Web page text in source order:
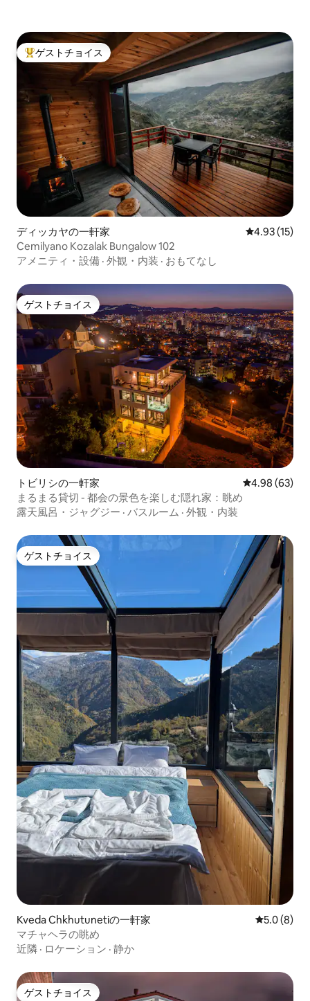
大好評のゲストチョイスです。
ゲストチョイス
ディッカヤの一軒家 レビュー15
4.93 (15)
Cemilyano Kozalak Bungalow 102
アメニティ・設備 · 外観・内装 · おもてなし
ゲストチョイス
ゲストチョイス
トビリシの一軒家 レビュー63
4.98 (63)
まるまる貸切 - 都会の景色を楽しむ隠れ家：眺め
露天風呂・ジャグジー · バスルーム · 外観・内装
ゲストチョイス
ゲストチョイス
Kveda Chkhutunetiの一軒家 レビュー8
5.0 (8)
マチャヘラの眺め
近隣 · ロケーション · 静か
ゲストチョイス
ゲストチョイス